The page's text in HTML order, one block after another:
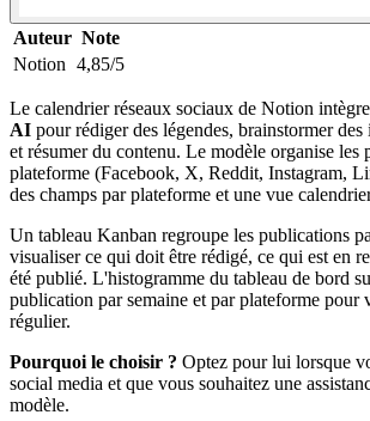
Auteur Note
Notion 4,85/5
Le calendrier réseaux sociaux de Notion
AI pour rédiger des légendes, brainstormer
et résumer du contenu. Le modèle organise les
plateforme (Facebook, X, Reddit, Instagram,
des champs par plateforme et une vue
Un tableau Kanban regroupe les publications
visualiser ce qui doit être rédigé, ce qui est en
été publié. L'histogramme du tableau de bord
publication par semaine et par plateforme pour
régulier.
Pourquoi le choisir ? Optez pour lui lorsque
social media et que vous souhaitez une
modèle.